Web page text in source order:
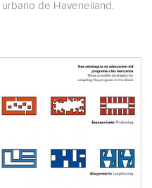
urbano de Haveneiland.